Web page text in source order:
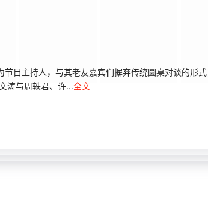
主持人，与其老友嘉宾们摒弃传统圆桌对谈的形式
涛与周轶君、许...全文